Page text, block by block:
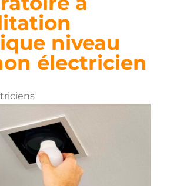
niveau
électricien